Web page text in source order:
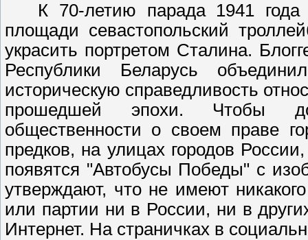
К 70-летию парада 1941 года
площади севастопольский
украсить портретом Сталина.
Республики Беларусь
историческую справедливость
прошедшей эпохи. Чтобы
общественности о своем праве
предков, на улицах городов
появятся "Автобусы Победы" с
утверждают, что не имеют
или партии ни в России, ни в
Интернет. На страничках в